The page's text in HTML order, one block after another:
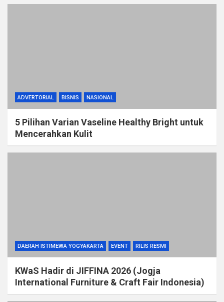
ADVERTORIAL BISNIS NASIONAL
5 Pilihan Varian Vaseline Healthy Bright untuk
Mencerahkan Kulit
DAERAH ISTIMEWA YOGYAKARTA EVENT RILIS RESMI
KWaS Hadir di JIFFINA 2026 (Jogja
International Furniture & Craft Fair Indonesia)